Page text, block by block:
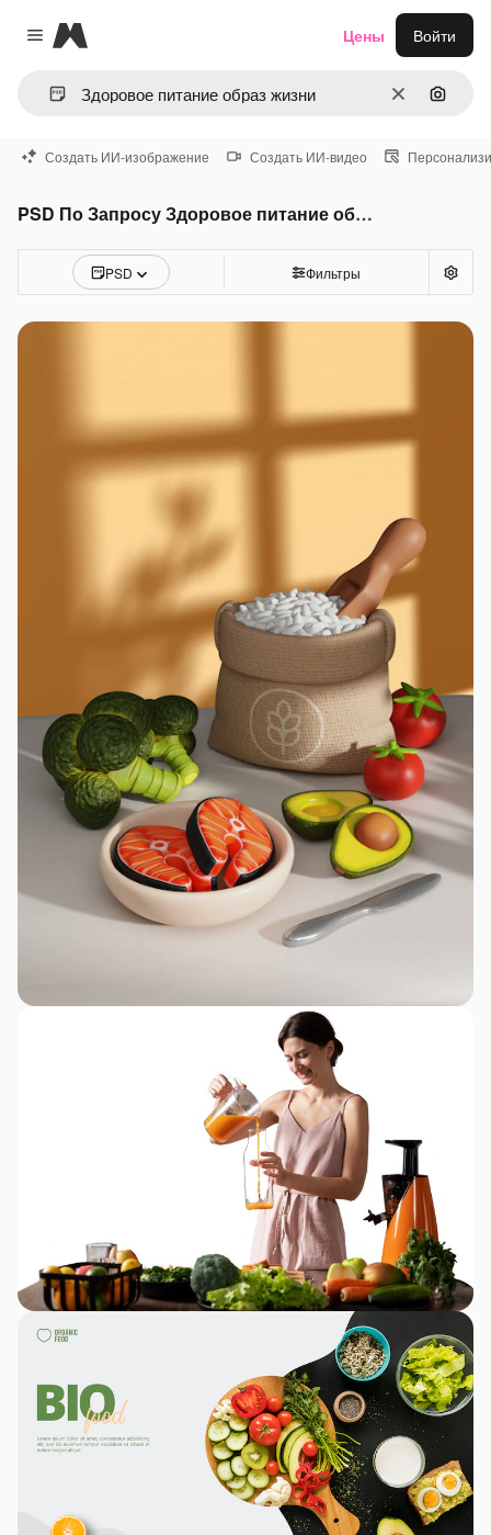
Close menu
Magnific
ОчиститьПоиск
Цены Войти
Создать ИИ-изображение Создать ИИ-видео
PSD По Запросу Здоровое питание образ жизни
PSD Фильтры